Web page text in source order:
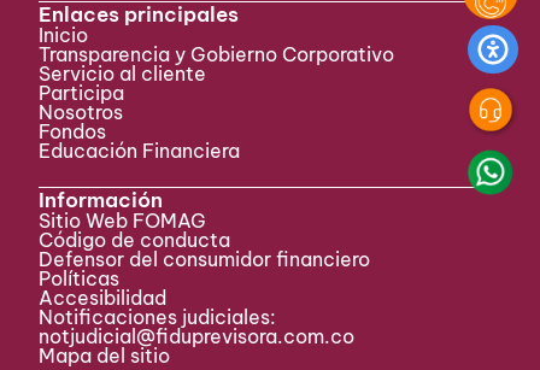
Enlaces principales
Inicio
Transparencia y Gobierno Corporativo
Servicio al cliente
Participa ​
Nosotros
Fondos
Educación Financiera
Información
Sitio Web FOMAG
Código de conducta
Defensor del consumidor financiero
Políticas
Accesibilidad
Notificaciones judiciales:
notjudicial@fiduprevisora.com.co
Mapa del sitio